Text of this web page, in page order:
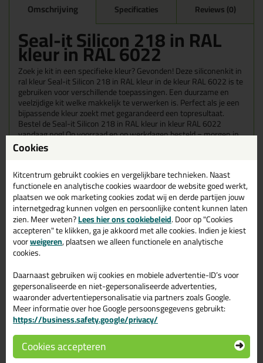
Omschrijving Specificaties Reviews (0)
Seal-it Silicon 218 in RAL
kleur in RAL 6022
Zoek je kit in een specifieke kleur? Gevonden! Deze siliconenkit in
ral kleur Seal-it Silicon 218 in RAL kleur in de kleur RAL 6022 is te
gebruiken voor verschillende toepassingen. Een duurzame en
veelzijdige kit welke makkelijk te verwerken is. Perfect als je een
bijpassende kleur zoekt met gegarandeerd een topresultaat.
Bestel de Seal-it Silicon 218 in RAL kleur in kleur RAL 6022
vandaag nog! Op voorraad en op werkdagen besteld = morgen in
huis.
product?Lees alles over dit product >
Tips & tricks voor Seal-it Silicon 218
in RAL kleur
In de volgende blogs wordt dit product gebruikt:
Welke kit heb ik nodig voor mijn badkamer?
Gerelateerde producten
Cookies
Kitcentrum gebruikt cookies en vergelijkbare technieken. Naast
functionele en analytische cookies waardoor de website goed werkt,
plaatsen we ook marketing cookies zodat wij en derde partijen jouw
internetgedrag kunnen volgen en persoonlijke content kunnen laten
zien. Meer weten?Lees hier ons cookiebeleid. Door op "Cookies
accepteren" te klikken, ga je akkoord met alle cookies. Indien je kiest
voorweigeren, plaatsen we alleen functionele en analytische
cookies.
Daarnaast gebruiken wij cookies en mobiele advertentie-ID’s voor
gepersonaliseerde en niet-gepersonaliseerde advertenties,
waaronder advertentiepersonalisatie via partners zoals Google.
Meer informatie over hoe Google persoonsgegevens gebruikt:
https://business.safety.google/privacy/
Cookies accepteren